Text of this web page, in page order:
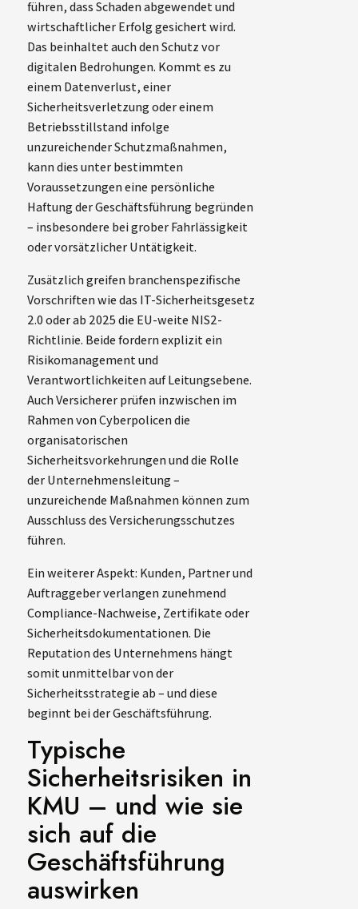
führen, dass Schaden abgewendet und
wirtschaftlicher Erfolg gesichert wird.
Das beinhaltet auch den Schutz vor
digitalen Bedrohungen. Kommt es zu
einem Datenverlust, einer
Sicherheitsverletzung oder einem
Betriebsstillstand infolge
unzureichender Schutzmaßnahmen,
kann dies unter bestimmten
Voraussetzungen eine persönliche
Haftung der Geschäftsführung begründen
– insbesondere bei grober Fahrlässigkeit
oder vorsätzlicher Untätigkeit.
Zusätzlich greifen branchenspezifische
Vorschriften wie das IT-Sicherheitsgesetz
2.0 oder ab 2025 die EU-weite NIS2-
Richtlinie. Beide fordern explizit ein
Risikomanagement und
Verantwortlichkeiten auf Leitungsebene.
Auch Versicherer prüfen inzwischen im
Rahmen von Cyberpolicen die
organisatorischen
Sicherheitsvorkehrungen und die Rolle
der Unternehmensleitung –
unzureichende Maßnahmen können zum
Ausschluss des Versicherungsschutzes
führen.
Ein weiterer Aspekt: Kunden, Partner und
Auftraggeber verlangen zunehmend
Compliance-Nachweise, Zertifikate oder
Sicherheitsdokumentationen. Die
Reputation des Unternehmens hängt
somit unmittelbar von der
Sicherheitsstrategie ab – und diese
beginnt bei der Geschäftsführung.
Typische
Sicherheitsrisiken in
KMU – und wie sie
sich auf die
Geschäftsführung
auswirken